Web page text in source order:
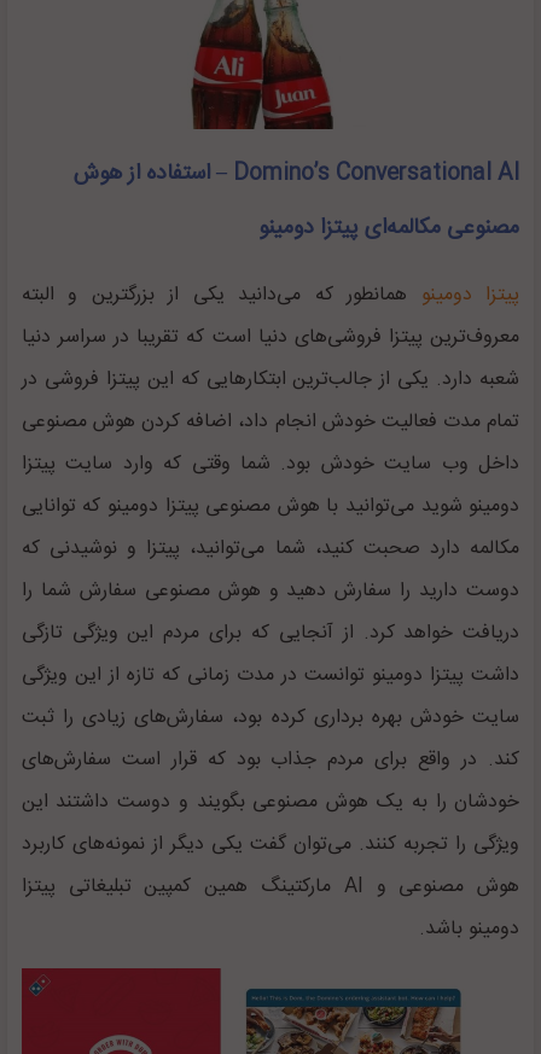
Domino’s Conversational AI – استفاده از هوش
مصنوعی مکالمه‌ای پیتزا دومینو
پیتزا دومینو همانطور که می‌دانید یکی از بزرگترین و البته
معروف‌ترین پیتزا فروشی‌های دنیا است که تقریبا در سراسر دنیا
شعبه دارد. یکی از جالب‌ترین ابتکارهایی که این پیتزا فروشی در
تمام مدت فعالیت خودش انجام داد، اضافه کردن هوش مصنوعی
داخل وب سایت خودش بود. شما وقتی که وارد سایت پیتزا
دومینو شوید می‌توانید با هوش مصنوعی پیتزا دومینو که توانایی
مکالمه دارد صحبت کنید، شما می‌توانید، پیتزا و نوشیدنی که
دوست دارید را سفارش دهید و هوش مصنوعی سفارش شما را
دریافت خواهد کرد. از آنجایی که برای مردم این ویژگی تازگی
داشت پیتزا دومینو توانست در مدت زمانی که تازه از این ویژگی
سایت خودش بهره برداری کرده بود، سفارش‌های زیادی را ثبت
کند. در واقع برای مردم جذاب بود که قرار است سفارش‌های
خودشان را به یک هوش مصنوعی بگویند و دوست داشتند این
ویژگی را تجربه کنند. می‌توان گفت یکی دیگر از نمونه‌های کاربرد
هوش مصنوعی و AI مارکتینگ همین کمپین تبلیغاتی پیتزا
دومینو باشد.